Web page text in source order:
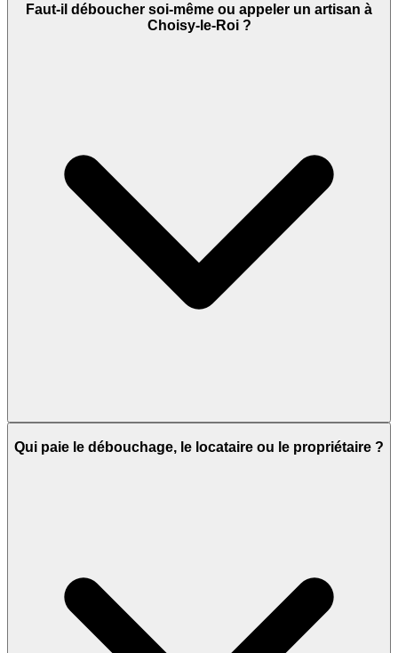
Faut-il déboucher soi-même ou appeler un artisan à
Choisy-le-Roi ?
Qui paie le débouchage, le locataire ou le propriétaire ?